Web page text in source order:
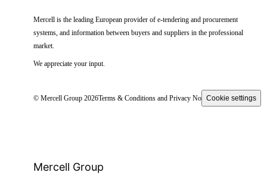
Mercell is the leading European provider of e-tendering and procurement
systems, and information between buyers and suppliers in the professional
market.
We appreciate your input.
© Mercell Group 2026Terms & Conditions and Privacy NoticeCookie settings
Mercell Group